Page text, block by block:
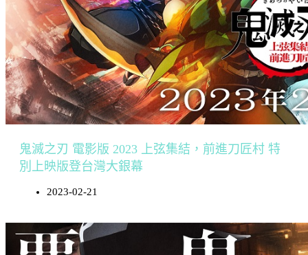
鬼滅之刃 電影版 2023 上弦集結，前進刀匠村 特
別上映版登台灣大銀幕
2023-02-21